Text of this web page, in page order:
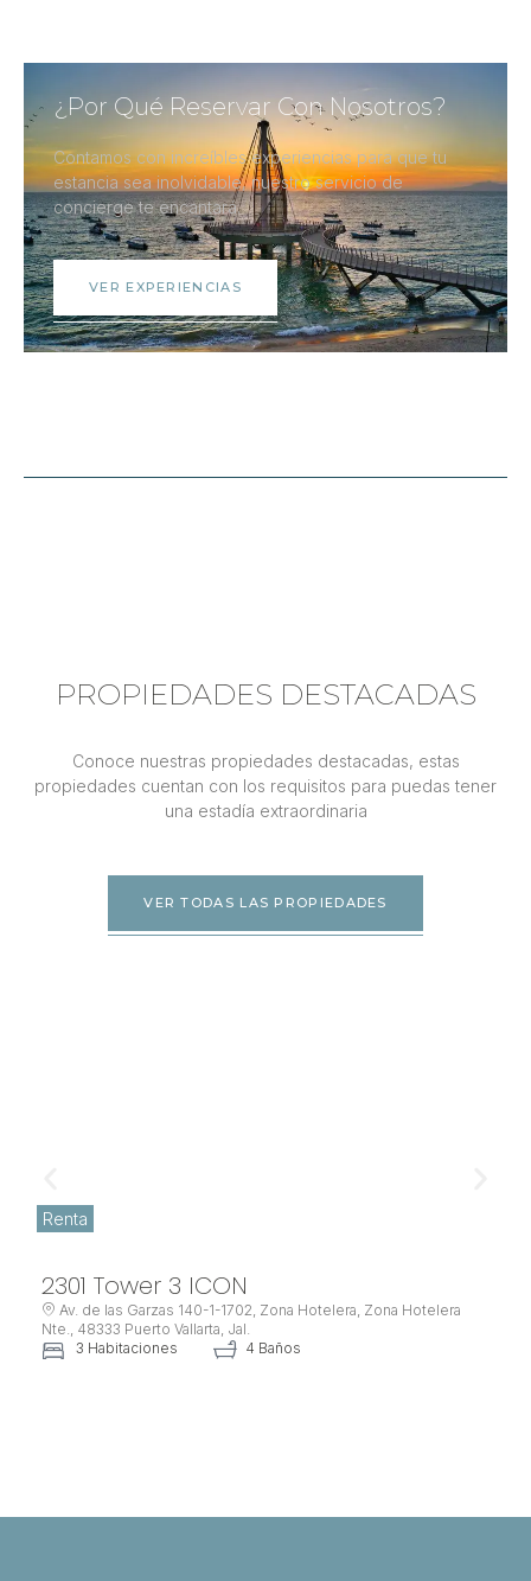
¿Por Qué Reservar Con Nosotros?
Contamos con increíbles experiencias para que tu
estancia sea inolvidable, nuestro servicio de
concierge te encantará.
VER EXPERIENCIAS
PROPIEDADES DESTACADAS
Conoce nuestras propiedades destacadas, estas
propiedades cuentan con los requisitos para puedas tener
una estadía extraordinaria
VER TODAS LAS PROPIEDADES
Renta
2301 Tower 3 ICON
Av. de las Garzas 140-1-1702, Zona Hotelera, Zona Hotelera
Nte., 48333 Puerto Vallarta, Jal.
3 Habitaciones
4 Baños